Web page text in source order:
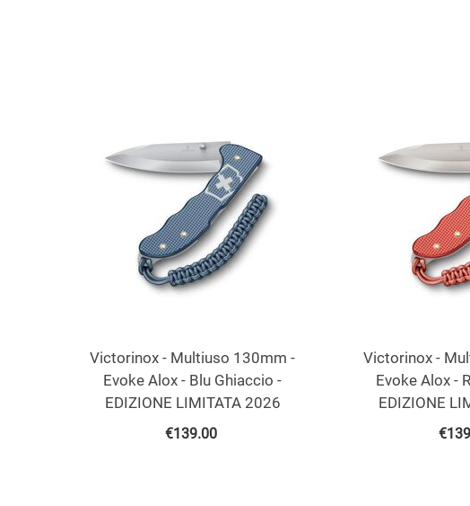
Victorinox - Multiuso 130mm -
Evoke Alox - Blu Ghiaccio -
EDIZIONE LIMITATA 2026
€139.00
Victorinox -
Evoke Alox -
EDIZIONE
€